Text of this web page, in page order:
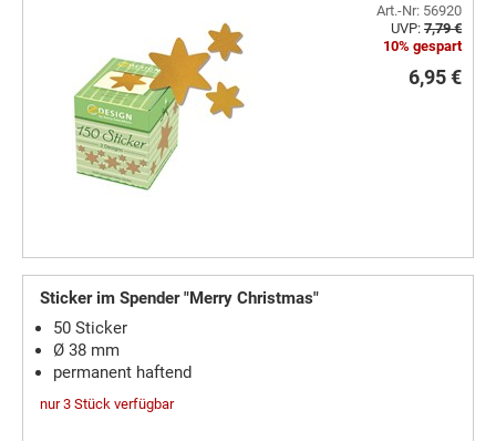
Art.-Nr: 56920
UVP: 7,79 €
10% gespart
6,95 €
Sticker im Spender "Merry Christmas"
50 Sticker
Ø 38 mm
permanent haftend
nur 3 Stück verfügbar